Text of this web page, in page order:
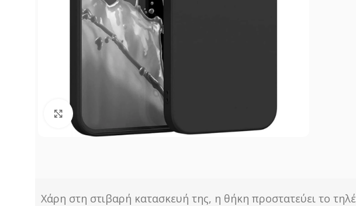
Χάρη στη στιβαρή κατασκευή της, η θήκη προστατεύει το